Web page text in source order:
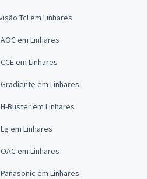
Tcl em Linhares
em Linhares
em Linhares
em Linhares
Buster em Linhares
em Linhares
em Linhares
em Linhares